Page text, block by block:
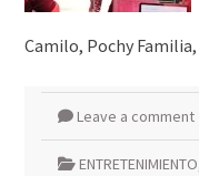
Camilo, Pochy
Leave a comment
ENTRETENIMIENTO